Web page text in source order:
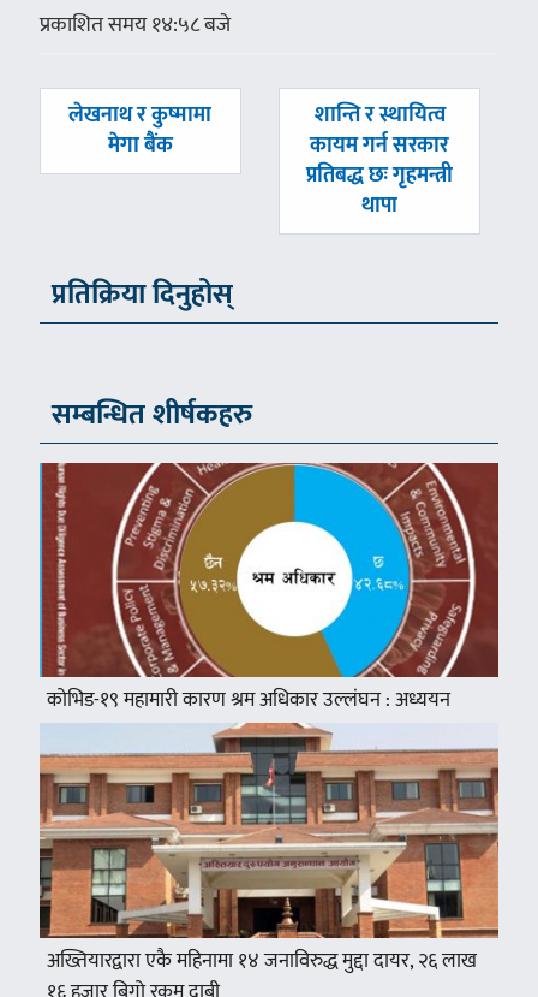
प्रकाशित समय १४:५८ बजे
पछिल्लाे
लेखनाथ र कुष्मामा
मेगा बैंक
अघिल्लाे
-
शान्ति र स्थायित्व
कायम गर्न सरकार
प्रतिबद्ध छः गृहमन्त्री
थापा
प्रतिक्रिया दिनुहोस्
सम्बन्धित शीर्षकहरु
कोभिड-१९ महामारी कारण श्रम अधिकार उल्लंघन : अध्ययन
अख्तियारद्वारा एकै महिनामा १४ जनाविरुद्ध मुद्दा दायर, २६ लाख